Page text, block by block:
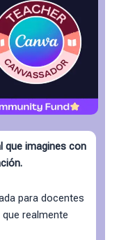
que imagines con
para docentes
realmente